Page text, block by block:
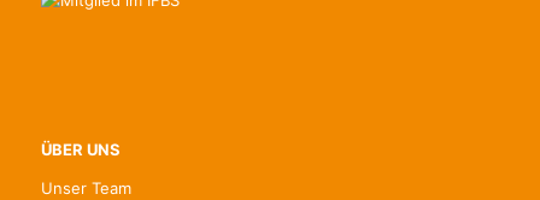
ÜBER UNS
Unser Team